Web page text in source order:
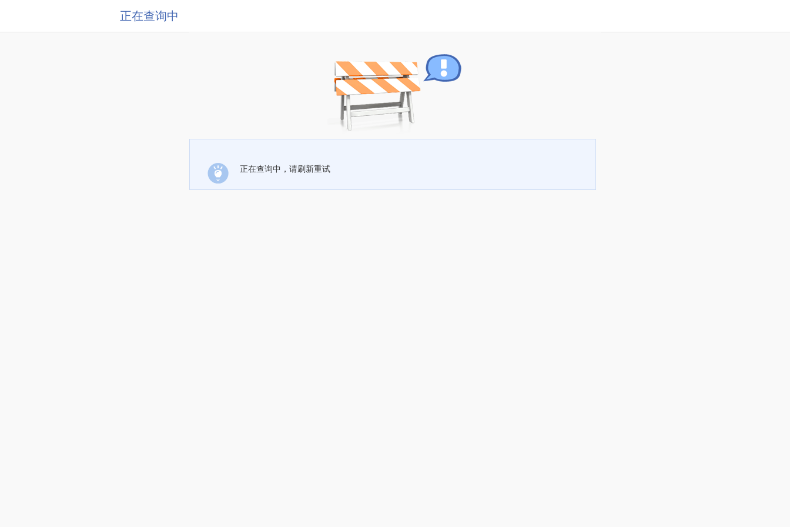
正在查询中
正在查询中，请刷新重试